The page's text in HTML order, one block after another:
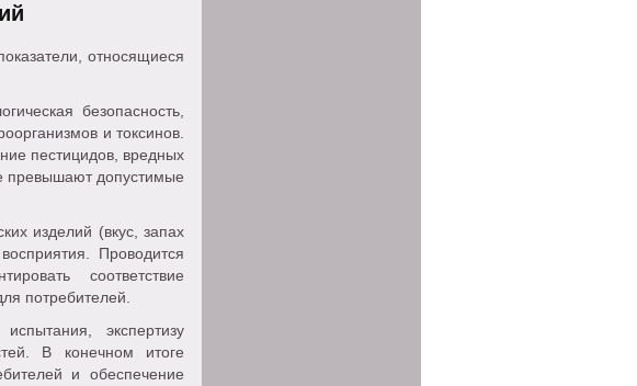
относящиеся
безопасность,
и токсинов.
пестицидов, вредных
превышают допустимые
изделий (вкус, запах
Проводится
соответствие
потребителей.
экспертизу
В конечном итоге
и обеспечение